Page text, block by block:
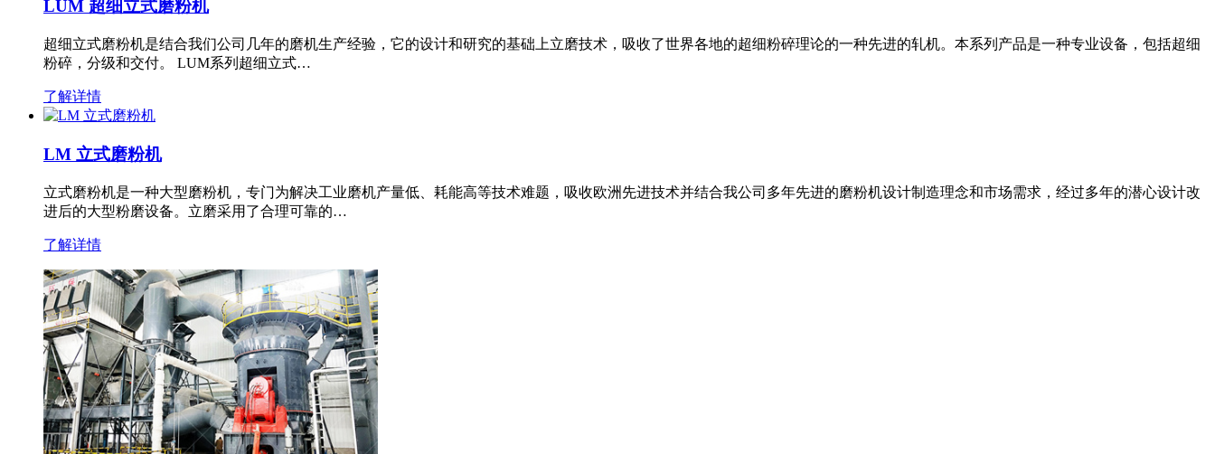
LUM 超细立式磨粉机
超细立式磨粉机是结合我们公司几年的磨机生产经验，它的设计和研究的基础上立磨技术，吸收了世界各地的超细粉碎理论的一种先进的轧机。本系列产品是一种专业设备，包括超细
粉碎，分级和交付。 LUM系列超细立式…
了解详情
LM 立式磨粉机
立式磨粉机是一种大型磨粉机，专门为解决工业磨机产量低、耗能高等技术难题，吸收欧洲先进技术并结合我公司多年先进的磨粉机设计制造理念和市场需求，经过多年的潜心设计改
进后的大型粉磨设备。立磨采用了合理可靠的…
了解详情